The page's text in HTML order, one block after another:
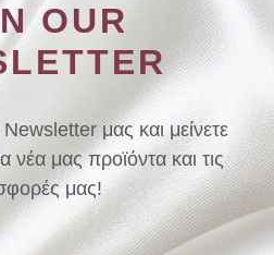
OUR
μας και μείνετε
νέα μας προϊόντα και τις
μας!